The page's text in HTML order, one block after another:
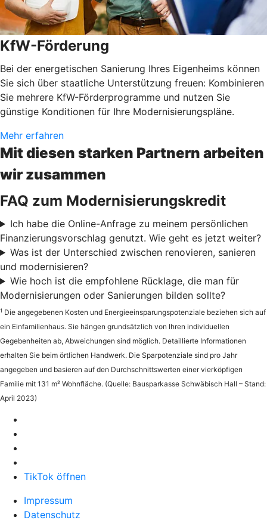
KfW-Förderung
Bei der energetischen Sanierung Ihres Eigenheims können
Sie sich über staatliche Unterstützung freuen: Kombinieren
Sie mehrere KfW-Förderprogramme und nutzen Sie
günstige Konditionen für Ihre Modernisierungspläne.
Mehr erfahren
Mit diesen starken Partnern arbeiten
wir zusammen
FAQ zum Modernisierungskredit
Ich habe die Online-Anfrage zu meinem persönlichen
Finanzierungsvorschlag genutzt. Wie geht es jetzt weiter?
Was ist der Unterschied zwischen renovieren, sanieren
und modernisieren?
Wie hoch ist die empfohlene Rücklage, die man für
Modernisierungen oder Sanierungen bilden sollte?
1 Die angegebenen Kosten und Energieeinsparungspotenziale beziehen sich auf
ein Einfamilienhaus. Sie hängen grundsätzlich von Ihren individuellen
Gegebenheiten ab, Abweichungen sind möglich. Detaillierte Informationen
erhalten Sie beim örtlichen Handwerk. Die Sparpotenziale sind pro Jahr
angegeben und basieren auf den Durchschnittswerten einer vierköpfigen
Familie mit 131 m² Wohnfläche. (Quelle: Bausparkasse Schwäbisch Hall – Stand:
April 2023)
TikTok öffnen
Impressum
Datenschutz